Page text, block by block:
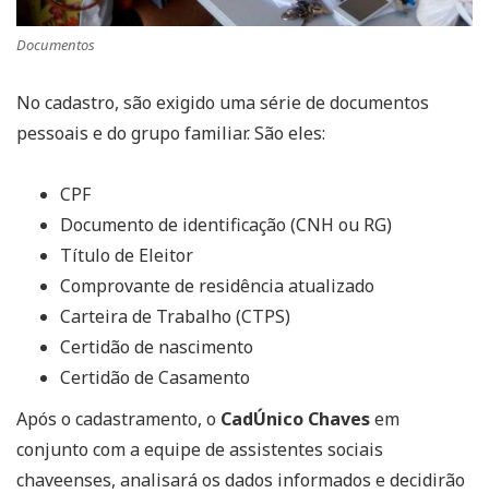
Documentos
No cadastro, são exigido uma série de documentos
pessoais e do grupo familiar. São eles:
CPF
Documento de identificação (CNH ou RG)
Título de Eleitor
Comprovante de residência atualizado
Carteira de Trabalho (CTPS)
Certidão de nascimento
Certidão de Casamento
Após o cadastramento, o CadÚnico Chavesem
conjunto com a equipe de assistentes sociais
chaveenses, analisará os dados informados e decidirão